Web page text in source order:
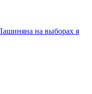
на выборах я